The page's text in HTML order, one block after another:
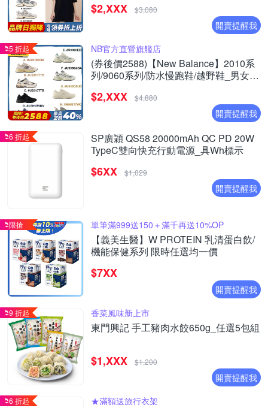
$2,XXX $3,080
開賣提醒我
5 折起 NB官方直營旗艦店
(券後價2588)【New Balance】2010系
列/9060系列/防水慢跑鞋/越野鞋_男女_8
$2,XXX $4,880
開賣提醒我
6 折起
SP廣穎 QS58 20000mAh QC PD 20W
TypeC雙向快充行動電源_具Wh標示
$6XX $1,029
開賣提醒我
限搶 單筆滿999送150＋滿千再送10%OP
【義美生醫】W PROTEIN 乳清蛋白飲/
機能保健系列 限時任選均一價
$7XX
開賣提醒我
9 折起 香菜風味新上市
東門興記 手工豬肉水餃650g_任選5包組
$1,XXX $1,200
開賣提醒我
6 折起 ★滿額送旅行衣架